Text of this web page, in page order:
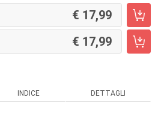
17,99
17,99
INDICE DETTAGLI